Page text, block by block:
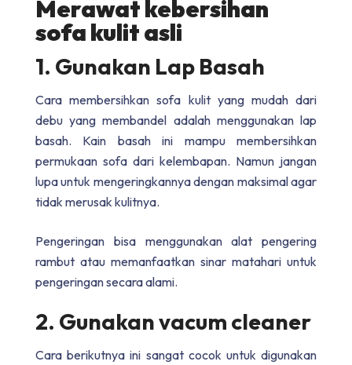
Merawat kebersihan
sofa kulit asli
1. Gunakan Lap Basah
Cara membersihkan sofa kulit yang mudah dari
debu yang membandel adalah menggunakan lap
basah. Kain basah ini mampu membersihkan
permukaan sofa dari kelembapan. Namun jangan
lupa untuk mengeringkannya dengan maksimal agar
tidak merusak kulitnya.
Pengeringan bisa menggunakan alat pengering
rambut atau memanfaatkan sinar matahari untuk
pengeringan secara alami.
2. Gunakan vacum cleaner
Cara berikutnya ini sangat cocok untuk digunakan